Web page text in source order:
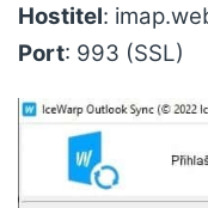
Hostitel:
Port: 993 (SSL)